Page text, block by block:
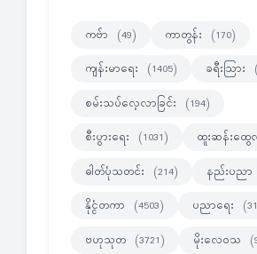
ကဗ်ာ (49) ကာတွန်း (170)
ကျန်းမာရေး (1405) ခရီးသြား
စမ်းသပ်လေ့လာခြင်း (194)
စီးပွားရေး (1031) ထူးဆန်းထွေ
ဓါတ်ပုံသတင်း (214) နည်းပညာ
နိုင္ငံတကာ (4503) ပညာရေး
ဗဟုသုတ (3721) မိုးလေဝသ